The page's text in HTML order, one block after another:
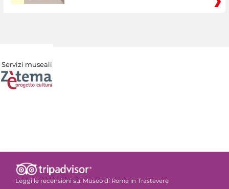
Servizi museali
Leggi le recensioni su: Museo di Roma in Trastevere